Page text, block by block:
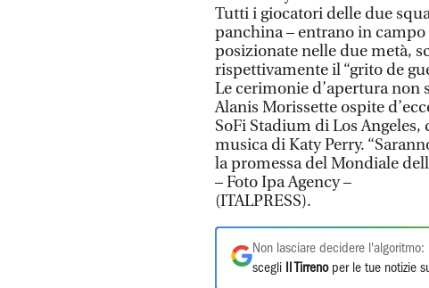
Tutti i giocatori delle due
panchina – entrano in
posizionate nelle due metà,
rispettivamente il “grito de
Le cerimonie d’apertura non
Alanis Morissette ospite
SoFi Stadium di Los
musica di Katy Perry.
la promessa del Mondiale
– Foto Ipa Agency –
(ITALPRESS).
Non lasciare decidere l'algoritmo:
scegli
Il Tirrenoper le tue notizie